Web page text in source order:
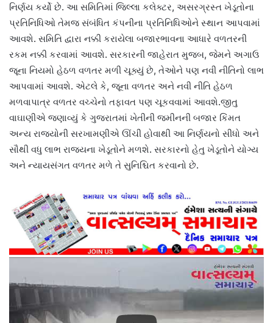
નિર્ણય કર્યો છે. આ સમિતિમાં જિલ્લા કલેક્ટર, અસરગ્રસ્ત ખેડૂતોના
પ્રતિનિધિઓ તેમજ સંબંધિત કંપનીના પ્રતિનિધિઓને સ્થાન આપવામાં
આવશે. સમિતિ દ્વારા નક્કી કરાયેલા બજારભાવના આધારે વળતરની
રકમ નક્કી કરવામાં આવશે. સરકારની જાહેરાત મુજબ, જેમને અગાઉ
જૂના નિયમો હેઠળ વળતર મળી ચૂક્યું છે, તેઓને પણ નવી નીતિનો લાભ
આપવામાં આવશે. એટલે કે, જૂના વળતર અને નવી નીતિ હેઠળ
મળવાપાત્ર વળતર વચ્ચેનો તફાવત પણ ચૂકવવામાં આવશે.જીતુ
વાઘાણીએ જણાવ્યું કે ગુજરાતમાં ખેતીની જમીનની બજાર કિંમત
અન્ય રાજ્યોની સરખામણીએ ઊંચી હોવાથી આ નિર્ણયનો સીધો અને
સૌથી વધુ લાભ રાજ્યના ખેડૂતોને મળશે. સરકારનો હેતુ ખેડૂતોને યોગ્ય
અને ન્યાયસંગત વળતર મળે તે સુનિશ્ચિત કરવાનો છે.